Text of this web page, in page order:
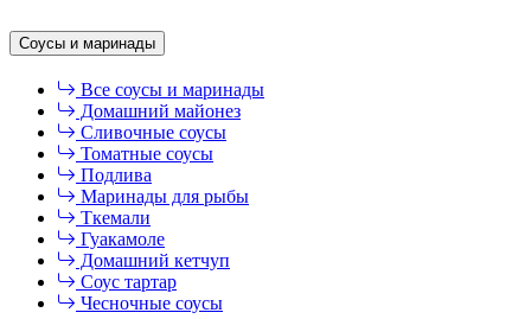
Соусы и маринады
Все соусы и маринады
Домашний майонез
Сливочные соусы
Томатные соусы
Подлива
Маринады для рыбы
Ткемали
Гуакамоле
Домашний кетчуп
Соус тартар
Чесночные соусы